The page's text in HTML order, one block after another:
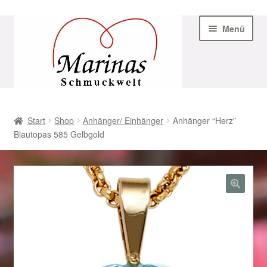
Navigation
Menü
AGB
Beispiel-Seite
Geschenke zu Ostern 2023
Geschenke zu Ostern 2024
Start Shop Anhänger/ Einhänger
Anhänger “Herz”
Blautopas 585 Gelbgold